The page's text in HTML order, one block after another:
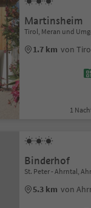
Martinsheim
Tirol, Meran und
1.7 km von
1
Binderhof
St. Peter - Ahrntal,
5.3 km von